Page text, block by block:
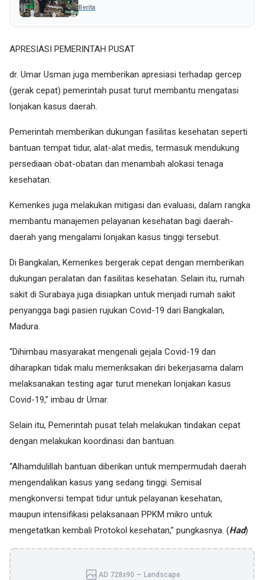
Berita
APRESIASI PEMERINTAH PUSAT
dr. Umar Usman juga memberikan apresiasi terhadap gercep
(gerak cepat) pemerintah pusat turut membantu mengatasi
lonjakan kasus daerah.
Pemerintah memberikan dukungan fasilitas kesehatan seperti
bantuan tempat tidur, alat-alat medis, termasuk mendukung
persediaan obat-obatan dan menambah alokasi tenaga
kesehatan.
Kemenkes juga melakukan mitigasi dan evaluasi, dalam rangka
membantu manajemen pelayanan kesehatan bagi daerah-
daerah yang mengalami lonjakan kasus tinggi tersebut.
Di Bangkalan, Kemenkes bergerak cepat dengan memberikan
dukungan peralatan dan fasilitas kesehatan. Selain itu, rumah
sakit di Surabaya juga disiapkan untuk menjadi rumah sakit
penyangga bagi pasien rujukan Covid-19 dari Bangkalan,
Madura.
“Dihimbau masyarakat mengenali gejala Covid-19 dan
diharapkan tidak malu memeriksakan diri bekerjasama dalam
melaksanakan testing agar turut menekan lonjakan kasus
Covid-19,” imbau dr Umar.
Selain itu, Pemerintah pusat telah melakukan tindakan cepat
dengan melakukan koordinasi dan bantuan.
“Alhamdulillah bantuan diberikan untuk mempermudah daerah
mengendalikan kasus yang sedang tinggi. Semisal
mengkonversi tempat tidur untuk pelayanan kesehatan,
maupun intensifikasi pelaksanaan PPKM mikro untuk
mengetatkan kembali Protokol kesehatan,” pungkasnya. (Had)
AD 728x90 — Landscape